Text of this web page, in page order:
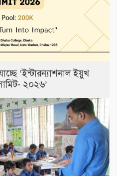
‘ইন্টারন্যাশনাল ইয়ুখ
২০২৬’